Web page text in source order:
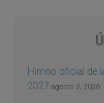
Himno oficial de
2027 agosto 3, 2026